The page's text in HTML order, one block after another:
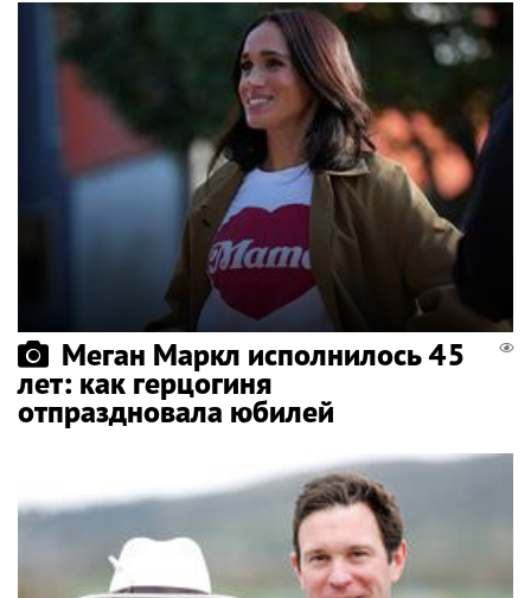
Меган Маркл исполнилось 45
лет: как герцогиня
отпраздновала юбилей